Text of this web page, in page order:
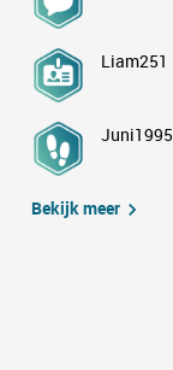
Liam251
Juni1995
Bekijk meer